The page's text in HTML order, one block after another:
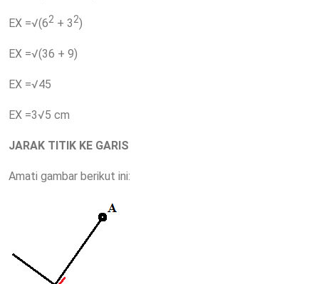
EX =√(62 + 32)
EX =√(36 + 9)
EX =√45
EX =3√5 cm
JARAK TITIK KE GARIS
Amati gambar berikut ini: